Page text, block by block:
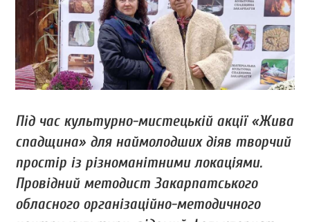
Під час культурно-мистецькій акції «Жива
спадщина» для наймолодших діяв творчий
простір із різноманітними локаціями.
Провідний методист Закарпатського
обласного організаційно-методичного